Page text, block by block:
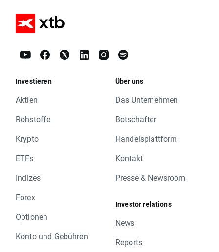
Investieren
Aktien
Rohstoffe
Krypto
ETFs
Indizes
Forex
Optionen
Konto und Gebühren
Über uns
Das Unternehmen
Botschafter
Handelsplattform
Kontakt
Presse & Newsroom
Investor relations
News
Reports